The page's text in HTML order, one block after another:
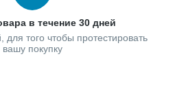
в течение 30 дней
для того чтобы протестировать
вашу покупку